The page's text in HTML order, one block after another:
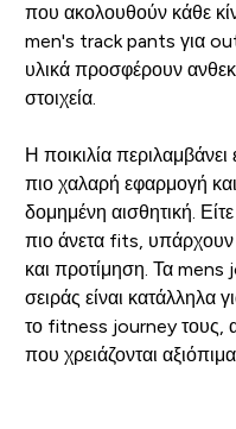
που ακολουθούν κάθε
men's track pants για
υλικά προσφέρουν
στοιχεία.
Η ποικιλία
πιο χαλαρή εφαρμογή
δομημένη αισθητική.
πιο άνετα fits, υπάρχουν
και προτίμηση. Τα
σειράς είναι κατάλληλα
το fitness journey τους,
που χρειάζονται